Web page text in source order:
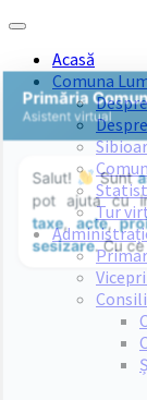
Skip
content
Skip
sidebar
Skip
right
sidebar
Skip
footerAcasă
Comuna
Tur
Primar